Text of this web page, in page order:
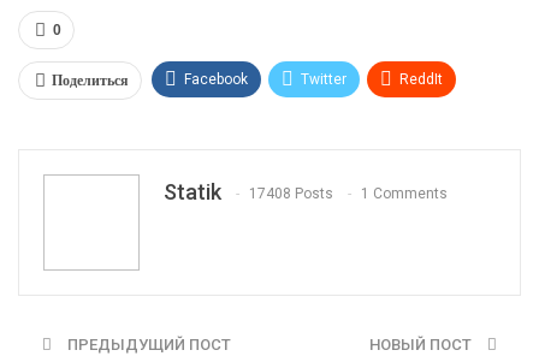
0
Поделиться Facebook Twitter ReddIt
Statik 17408 Posts 1 Comments
ПРЕДЫДУЩИЙ ПОСТ НОВЫЙ ПОСТ